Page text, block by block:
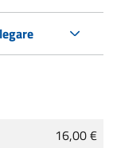
16,00 €